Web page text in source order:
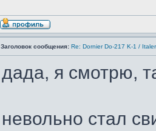
Заголовок сообщения: Re: Dornier Do-217 K-1 /
дада, я смотрю,
невольно стал